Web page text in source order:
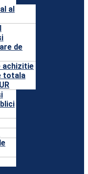
al
de
achizitie
totala